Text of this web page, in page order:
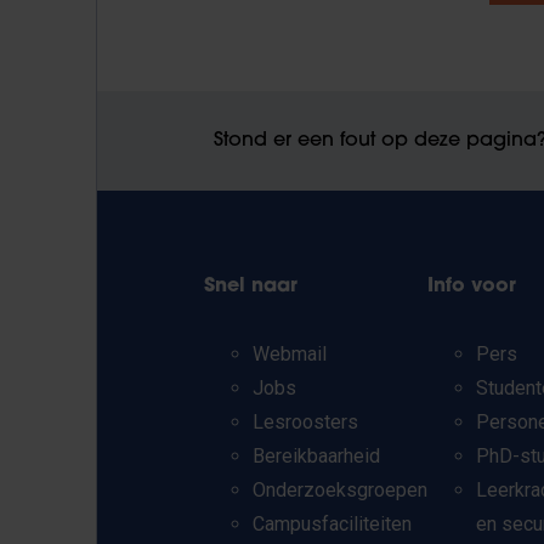
Stond er een fout op deze
Snel naar
Webmail
Jobs
Lesroosters
Bereikbaarheid
Onderzoeksgroepen
Campusfaciliteiten
Info voor
Pers
PhD-
en